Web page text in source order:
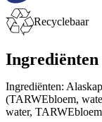
Recyclebaar
Ingrediënten
Ingrediënten:
(TARWEbloem,
water,